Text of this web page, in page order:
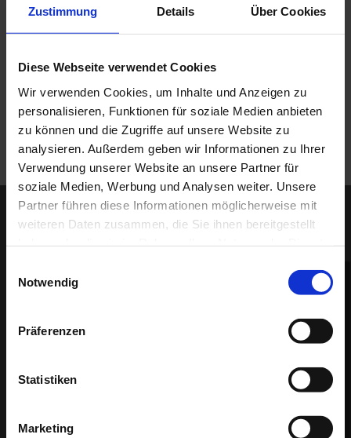
Zustimmung Details Über Cookies
Diese Webseite verwendet Cookies
Wir verwenden Cookies, um Inhalte und Anzeigen zu
personalisieren, Funktionen für soziale Medien anbieten
zu können und die Zugriffe auf unsere Website zu
analysieren. Außerdem geben wir Informationen zu Ihrer
Verwendung unserer Website an unsere Partner für
soziale Medien, Werbung und Analysen weiter. Unsere
Partner führen diese Informationen möglicherweise mit
weiteren Daten zusammen, die Sie ihnen bereitgestellt
Notwendig
Präferenzen
Statistiken
Marketing
Baujahr Ihres Modells.
Zwischenverkauf, Schreibfehler, Irrtümer und
IHR DIREKTKONTAKT